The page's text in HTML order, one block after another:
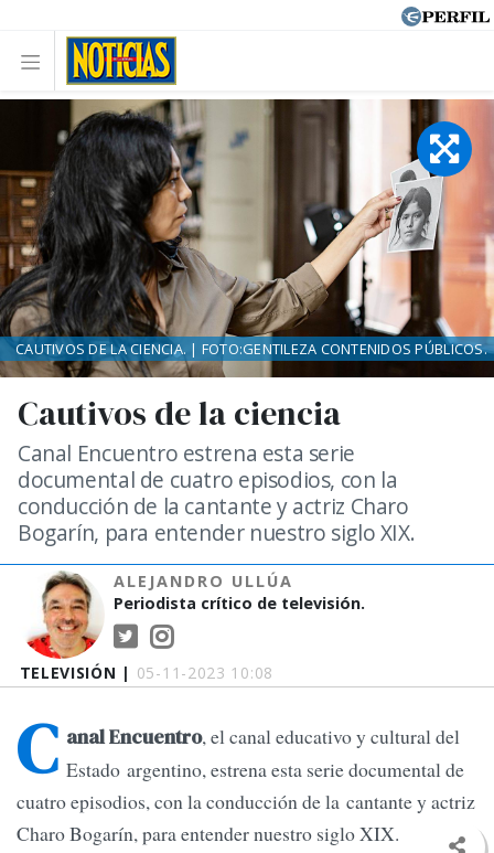
TELEVISIÓN | 05-11-2023 10:08
Cautivos de la ciencia
Canal Encuentro estrena esta serie
documental de cuatro episodios, con la
conducción de la cantante y actriz Charo
Bogarín, para entender nuestro siglo XIX.
ALEJANDRO ULLÚA
Periodista crítico de televisión.
CAUTIVOS DE LA CIENCIA. | FOTO:GENTILEZA CONTENIDOS PÚBLICOS.
C anal Encuentro, el canal educativo y cultural del
Estado argentino, estrena esta serie documental de
cuatro episodios, con la conducción de la cantante y actriz
Charo Bogarín, para entender nuestro siglo XIX.